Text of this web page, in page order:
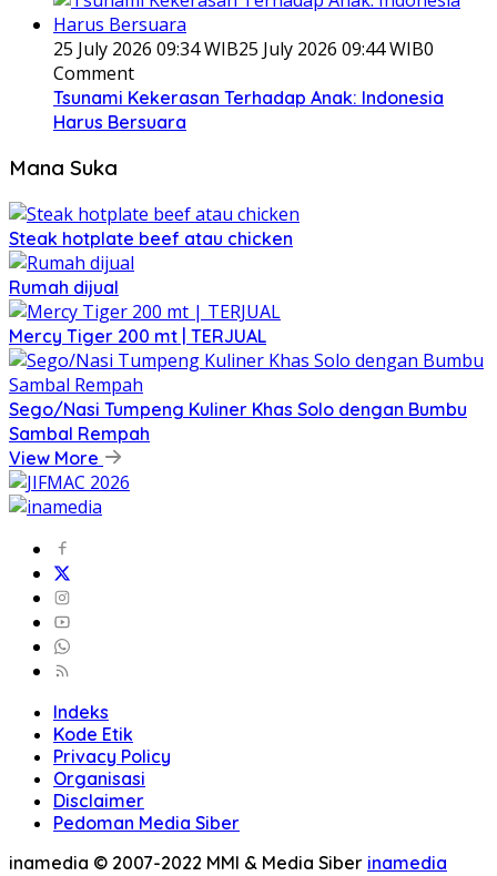
25 July 2026 09:34 WIB25 July 2026 09:44 WIB0
Comment
Tsunami Kekerasan Terhadap Anak: Indonesia
Harus Bersuara
Mana Suka
Steak hotplate beef atau chicken
Rumah dijual
Mercy Tiger 200 mt | TERJUAL
Sego/Nasi Tumpeng Kuliner Khas Solo dengan Bumbu
Sambal Rempah
View More
Indeks
Kode Etik
Privacy Policy
Organisasi
Disclaimer
Pedoman Media Siber
inamedia © 2007-2022 MMI & Media Siber inamedia